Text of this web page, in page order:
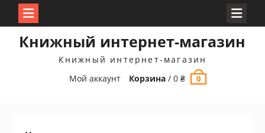
Книжный интернет-магазин
Книжный интернет-магазин
Мой аккаунт
Корзина /0₴ 0